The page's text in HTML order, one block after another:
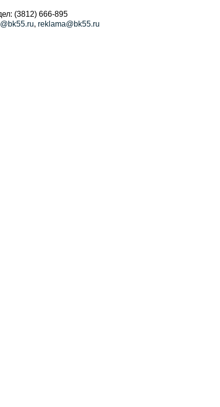
(3812) 666-895
, reklama@bk55.ru